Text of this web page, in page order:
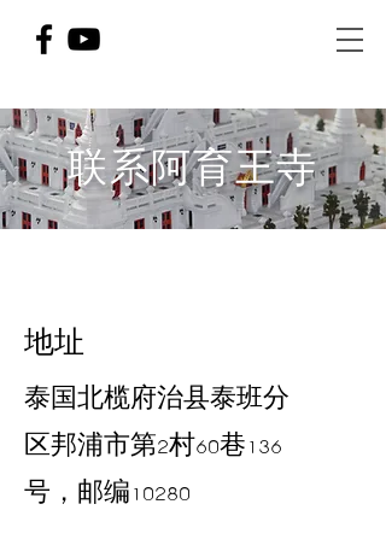
联系阿育王寺
地址
泰国北榄府治县泰班分
区邦浦市第2村60巷136
号，邮编10280